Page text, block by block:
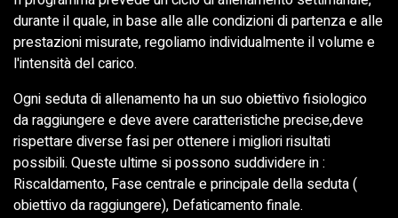
durante il quale, in base alle alle condizioni di partenza e alle
prestazioni misurate, regoliamo individualmente il volume e
l'intensità del carico.
Ogni seduta di allenamento ha un suo obiettivo fisiologico
da raggiungere e deve avere caratteristiche precise,deve
rispettare diverse fasi per ottenere i migliori risultati
possibili. Queste ultime si possono suddividere in :
Riscaldamento, Fase centrale e principale della seduta (
obiettivo da raggiungere), Defaticamento finale.